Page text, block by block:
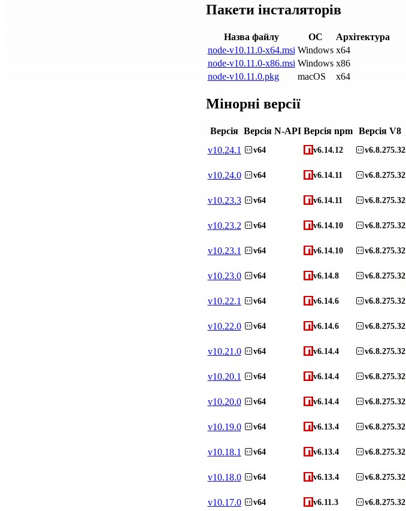
Пакети інсталяторів
Назва файлу ОС
Архітектура
node-v10.11.0-x64.msi Windows x64
node-v10.11.0-x86.msi Windows x86
node-v10.11.0.pkg
macOS x64
Мінорні версії
Версія Версія N-API Версія npm Версія V8
v10.24.1 v64 v6.14.12 v6.8.275.32
v10.24.0 v64 v6.14.11 v6.8.275.32
v10.23.3 v64 v6.14.11 v6.8.275.32
v10.23.2 v64 v6.14.10 v6.8.275.32
v10.23.1 v64 v6.14.10 v6.8.275.32
v10.23.0 v64 v6.14.8 v6.8.275.32
v10.22.1 v64 v6.14.6 v6.8.275.32
v10.22.0 v64 v6.14.6 v6.8.275.32
v10.21.0 v64 v6.14.4 v6.8.275.32
v10.20.1 v64 v6.14.4 v6.8.275.32
v10.20.0 v64 v6.14.4 v6.8.275.32
v10.19.0 v64 v6.13.4 v6.8.275.32
v10.18.1 v64 v6.13.4 v6.8.275.32
v10.18.0 v64 v6.13.4 v6.8.275.32
v10.17.0 v64 v6.11.3 v6.8.275.32